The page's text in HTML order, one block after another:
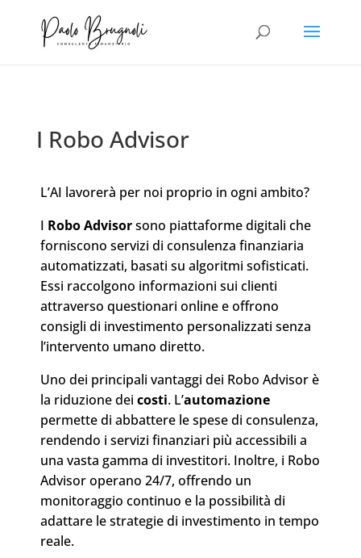
I Robo Advisor
L’AI lavorerà per noi proprio in ogni ambito?
I Robo Advisorsono piattaforme digitali che
forniscono servizi di consulenza finanziaria
automatizzati, basati su algoritmi sofisticati.
Essi raccolgono informazioni sui clienti
attraverso questionari online e offrono
consigli di investimento personalizzati senza
l’intervento umano diretto.
Uno dei principali vantaggi dei Robo Advisor è
la riduzione dei costi. L’automazione
permette di abbattere le spese di consulenza,
rendendo i servizi finanziari più accessibili a
una vasta gamma di investitori. Inoltre, i Robo
Advisor operano 24/7, offrendo un
monitoraggio continuo e la possibilità di
adattare lestrategiedi investimento in tempo
reale.